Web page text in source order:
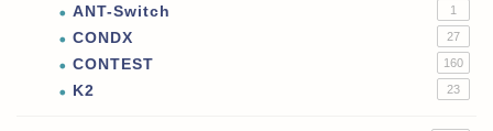
ANT-Switch 1
CONDX 27
CONTEST 160
K2 23